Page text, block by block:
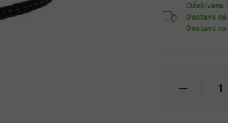
Očekivana
Dostava
Dostava